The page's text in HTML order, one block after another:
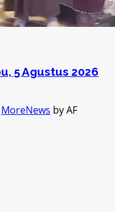
5 Agustus 2026
MoreNews by AF